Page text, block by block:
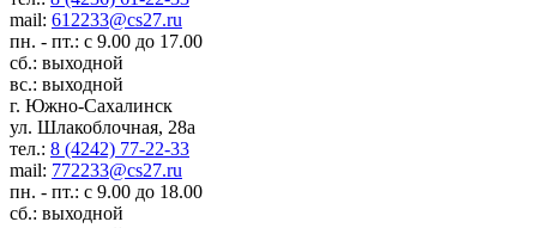
mail: 612233@cs27.ru
пн. - пт.: с 9.00 до 17.00
сб.: выходной
вс.: выходной
г. Южно-Сахалинск
ул. Шлакоблочная, 28а
тел.: 8 (4242) 77-22-33
mail: 772233@cs27.ru
пн. - пт.: с 9.00 до 18.00
сб.: выходной